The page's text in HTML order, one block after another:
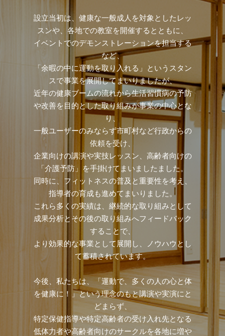
設立当初は、健康な一般成人を対象としたレッ
スンや、各地での教室を開催するとともに、
イベントでのデモンストレーションを担当する
など、
「余暇の中に運動を取り入れる」というスタン
スで事業を展開してまいりましたが、
近年の健康ブームの流れから生活習慣病の予防
や改善を目的とした取り組みが事業の中心とな
り、
一般ユーザーのみならず市町村など行政からの
依頼を受け、
企業向けの講演や実技レッスン、高齢者向けの
「介護予防」を手掛けてまいましたました。
同時に、フィットネスの普及と重要性を考え、
指導者の育成も進めてまいりました。
これら多くの実績は、継続的な取り組みとして
成果分析とその後の取り組みへフィードバック
することで、
より効果的な事業として展開し、ノウハウとし
て蓄積されています。
今後、私たちは、「運動で、多くの人の心と体
を健康に！」という理念のもと講演や実演にと
どまらず、
特定保健指導や特定高齢者の受け入れ先となる
低体力者や高齢者向けのサークルを各地に増や